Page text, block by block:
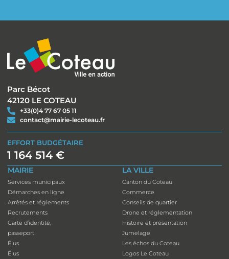
Parc Bécot
42120 LE COTEAU
+33(0)4 77 67 05 11
contact@mairie-lecoteau.fr
EFFORT BUDGÉTAIRE
1 164 514 €
MAIRIE
Services municipaux
Démarches en ligne
Arrêtés et réglements
Recrutements
Carte d’identité,
passeport
Élus
Élus
LA VILLE
Canton du Coteau
Commerce
Conseils de quartier
Drone et réglementation
Histoire et présentation
Jumelage
Les échos du Coteau
Logos Le Coteau